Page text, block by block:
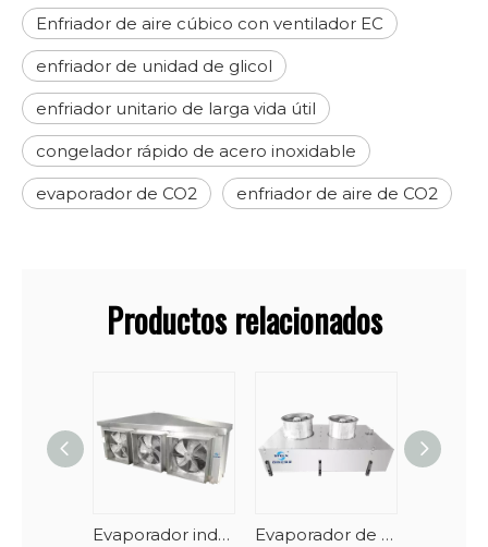
Enfriador de aire cúbico con ventilador EC
enfriador de unidad de glicol
enfriador unitario de larga vida útil
congelador rápido de acero inoxidable
evaporador de CO2 enfriador de aire de CO2
Productos relacionados
Evaporador industrial de almacenamiento en frío confiable y silencioso Evaporador de túnel de mariscos en espiral vertical con descongelación automática